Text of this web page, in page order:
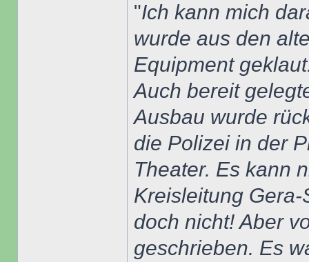
"Ich kann mich
wurde aus den
Equipment
Auch bereit
Ausbau wurde
die Polizei in der
Theater. Es kann
Kreisleitung
doch nicht! Aber
geschrieben. Es